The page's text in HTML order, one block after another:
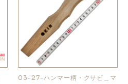
03-27-ハンマー柄・クサビ＿マ